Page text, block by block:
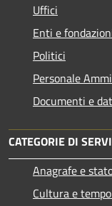
Uffici
Enti e
Politici
Personale
Documenti e
CATEGORIE DI
Anagrafe e
Cultura e